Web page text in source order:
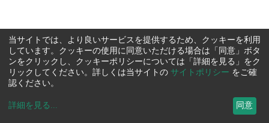
当サイトでは、より良いサービスを提供するため、クッキーを利用
しています。クッキーの使用に同意いただける場合は「同意」ボタ
ンをクリックし、クッキーポリシーについては「詳細を見る」をク
リックしてください。詳しくは当サイトの サイトポリシー をご確
認ください。
詳細を見る ... 同意